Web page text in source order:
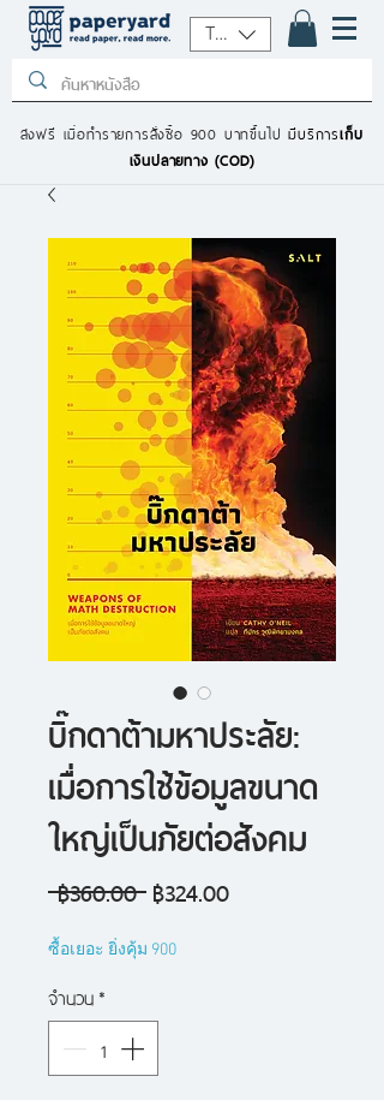
THB (฿)
ส่งฟรี เมื่อทำรายการสั่งซื้อ 900 บาทขึ้นไปมีบริการเก็บ
เงินปลายทาง (COD)
บิ๊กดาต้ามหาประลัย:
เมื่อการใช้ข้อมูลขนาด
ใหญ่เป็นภัยต่อสังคม
฿360.00 ราคา
฿324.00ราคา
ซื้อเยอะ ยิ่งคุ้ม 900
จำนวน*